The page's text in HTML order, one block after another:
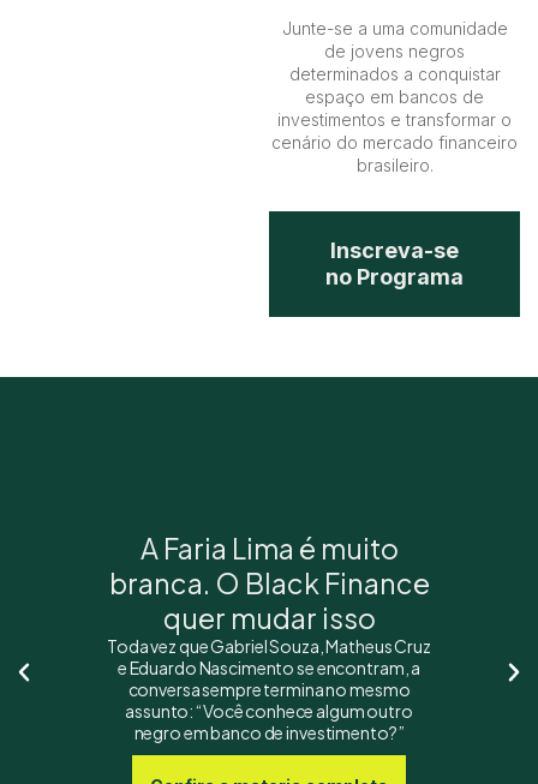
Junte-se a uma comunidade
de jovens negros
determinados a conquistar
espaço em bancos de
investimentos e transformar o
cenário do mercado financeiro
brasileiro.
Inscreva-se
no Programa
A Faria Lima é muito
branca. O Black Finance
quer mudar isso
Toda vez que Gabriel Souza, Matheus Cruz
e Eduardo Nascimento se encontram, a
conversa sempre termina no mesmo
assunto: “Você conhece algum outro
negro em banco de investimento?”